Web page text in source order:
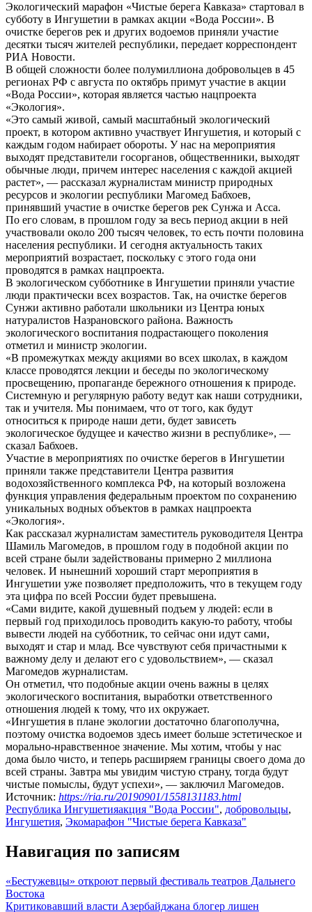
Экологический марафон «Чистые берега Кавказа» стартовал в
субботу в Ингушетии в рамках акции «Вода России». В
очистке берегов рек и других водоемов приняли участие
десятки тысяч жителей республики, передает корреспондент
РИА Новости.
В общей сложности более полумиллиона добровольцев в 45
регионах РФ с августа по октябрь примут участие в акции
«Вода России», которая является частью нацпроекта
«Экология».
«Это самый живой, самый масштабный экологический
проект, в котором активно участвует Ингушетия, и который с
каждым годом набирает обороты. У нас на мероприятия
выходят представители госорганов, общественники, выходят
обычные люди, причем интерес населения с каждой акцией
растет», — рассказал журналистам министр природных
ресурсов и экологии республики Магомед Бабхоев,
принявший участие в очистке берегов рек Сунжа и Асса.
По его словам, в прошлом году за весь период акции в ней
участвовали около 200 тысяч человек, то есть почти половина
населения республики. И сегодня актуальность таких
мероприятий возрастает, поскольку с этого года они
проводятся в рамках нацпроекта.
В экологическом субботнике в Ингушетии приняли участие
люди практически всех возрастов. Так, на очистке берегов
Сунжи активно работали школьники из Центра юных
натуралистов Назрановского района. Важность
экологического воспитания подрастающего поколения
отметил и министр экологии.
«В промежутках между акциями во всех школах, в каждом
классе проводятся лекции и беседы по экологическому
просвещению, пропаганде бережного отношения к природе.
Системную и регулярную работу ведут как наши сотрудники,
так и учителя. Мы понимаем, что от того, как будут
относиться к природе наши дети, будет зависеть
экологическое будущее и качество жизни в республике», —
сказал Бабхоев.
Участие в мероприятиях по очистке берегов в Ингушетии
приняли также представители Центра развития
водохозяйственного комплекса РФ, на который возложена
функция управления федеральным проектом по сохранению
уникальных водных объектов в рамках нацпроекта
«Экология».
Как рассказал журналистам заместитель руководителя Центра
Шамиль Магомедов, в прошлом году в подобной акции по
всей стране были задействованы примерно 2 миллиона
человек. И нынешний хороший старт мероприятия в
Ингушетии уже позволяет предположить, что в текущем году
эта цифра по всей России будет превышена.
«Сами видите, какой душевный подъем у людей: если в
первый год приходилось проводить какую-то работу, чтобы
вывести людей на субботник, то сейчас они идут сами,
выходят и стар и млад. Все чувствуют себя причастными к
важному делу и делают его с удовольствием», — сказал
Магомедов журналистам.
Он отметил, что подобные акции очень важны в целях
экологического воспитания, выработки ответственного
отношения людей к тому, что их окружает.
«Ингушетия в плане экологии достаточно благополучна,
поэтому очистка водоемов здесь имеет больше эстетическое и
морально-нравственное значение. Мы хотим, чтобы у нас
дома было чисто, и теперь расширяем границы своего дома до
всей страны. Завтра мы увидим чистую страну, тогда будут
чистые помыслы, будут успехи», — заключил Магомедов.
Источник: https://ria.ru/20190901/1558131183.html
Республика Ингушетияакция "Вода России", добровольцы,
Ингушетия, Экомарафон "Чистые берега Кавказа"
Навигация по записям
«Бестужевцы» откроют первый фестиваль театров Дальнего
Востока
Критиковавший власти Азербайджана блогер лишен